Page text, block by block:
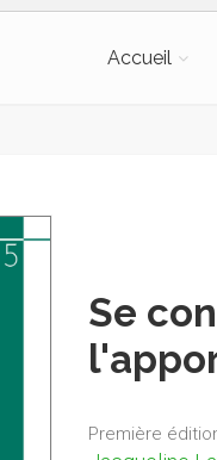
Accueil
Se
Première